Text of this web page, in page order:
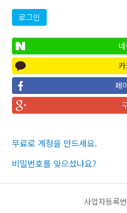
로그인
페
무료로 계정을 만드세요.
비밀번호를 잊으셨나요?
사업자등록